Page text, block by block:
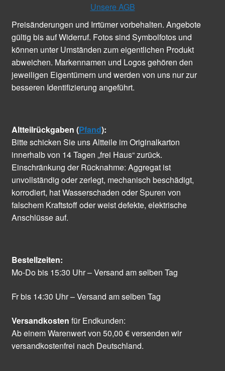
Unsere AGB
Preisänderungen und Irrtümer vorbehalten. Angebote
gültig bis auf Widerruf. Fotos sind Symbolfotos und
können unter Umständen zum eigentlichen Produkt
abweichen. Markennamen und Logos gehören den
jeweiligen Eigentümern und werden von uns nur zur
besseren Identifizierung angeführt.
Altteilrückgaben (Pfand):
Bitte schicken Sie uns Altteile im Originalkarton
innerhalb von 14 Tagen „frei Haus“ zurück.
Einschränkung der Rücknahme: Aggregat ist
unvollständig oder zerlegt, mechanisch beschädigt,
korrodiert, hat Wasserschaden oder Spuren von
falschem Kraftstoff oder weist defekte, elektrische
Anschlüsse auf.
Bestellzeiten:
Mo-Do bis 15:30 Uhr – Versand am selben Tag
Fr bis 14:30 Uhr – Versand am selben Tag
Versandkosten für Endkunden:
Ab einem Warenwert von 50,00 € versenden wir
versandkostenfrei nach Deutschland.